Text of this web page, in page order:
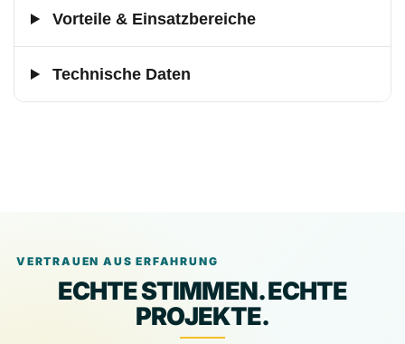
Vorteile & Einsatzbereiche
Technische Daten
VERTRAUEN AUS ERFAHRUNG
ECHTE STIMMEN. ECHTE
PROJEKTE.